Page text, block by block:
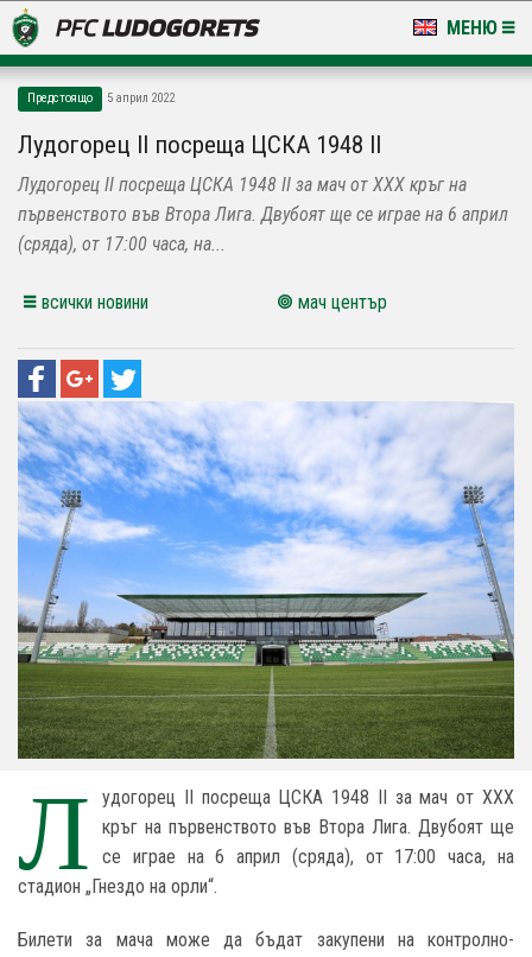
МЕНЮ
LUDOGORETS TV
НА ТЕРЕНА
СТАДИОН & БАЗИ
КЛУБ
Предстоящо 5 април 2022
Лудогорец II посреща ЦСКА 1948 II
Лудогорец II посреща ЦСКА 1948 II за мач от XXX кръг на
първенството във Втора Лига. Двубоят ще се играе на 6 април
(сряда), от 17:00 часа, на...
всички новини мач център
Л
удогорец II посреща ЦСКА 1948 II за мач от XXX
кръг на първенството във Втора Лига. Двубоят ще
се играе на 6 април (сряда), от 17:00 часа, на
стадион „Гнездо на орли“.
Билети за мача може да бъдат закупени на контролно-